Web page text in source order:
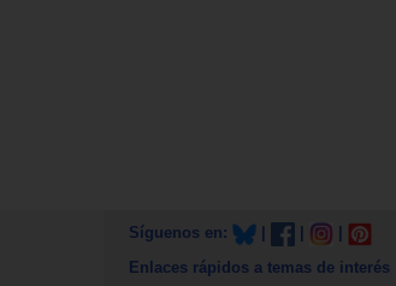
Síguenos en:
Enlaces rápidos a temas de interés